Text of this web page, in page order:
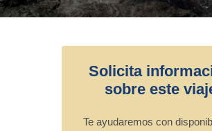
Solicita
sobre este
Te ayudaremos con